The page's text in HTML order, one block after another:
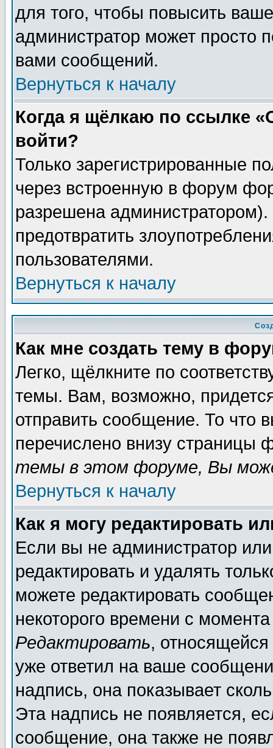
для того, чтобы повысить
администратор может просто
вами сообщений.
Вернуться к началу
Когда я щёлкаю по ссылке
войти?
Только зарегистрированные
через встроенную в форум
разрешена
предотвратить
пользователями.
Вернуться к началу
Как мне создать тему в
Легко, щёлкните по
темы. Вам, возможно,
отправить сообщение. То что
перечислено внизу страницы
темы в этом форуме, Вы
Вернуться к началу
Как я могу редактировать
Если вы не администратор
редактировать и удалять
можете редактировать
некоторого времени с
Редактировать,
уже ответил на ваше
надпись, она показывает
Эта надпись не появляется,
сообщение, она также не